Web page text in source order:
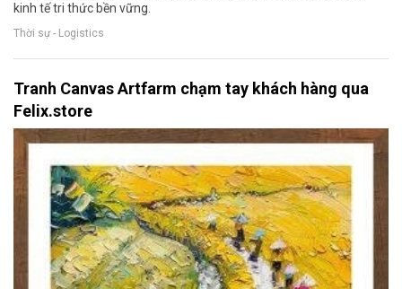
kinh tế tri thức bền vững.
Thời sự - Logistics
Tranh Canvas Artfarm chạm tay khách hàng qua
Felix.store